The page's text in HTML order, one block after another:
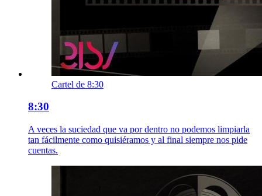
Cartel de 8:30
8:30
A veces la suciedad que va por dentro no podemos limpiarla
tan fácilmente como quisiéramos y al final siempre nos pide
cuentas.